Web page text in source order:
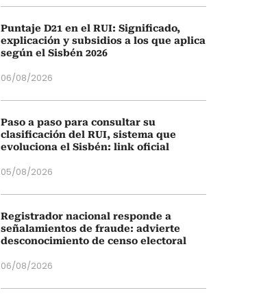
Puntaje D21 en el RUI: Significado,
explicación y subsidios a los que aplica
según el Sisbén 2026
06/08/2026
Paso a paso para consultar su
clasificación del RUI, sistema que
evoluciona el Sisbén: link oficial
05/08/2026
Registrador nacional responde a
señalamientos de fraude: advierte
desconocimiento de censo electoral
06/08/2026